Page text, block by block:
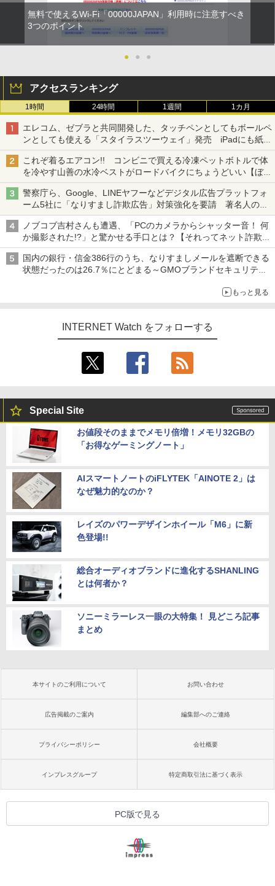
無料で使えるWi-Fi「00000JAPAN」利用時に注意すべき
3つのポイント
● ● ●
アクセスランキング
1時間 24時間 1週間 1カ月
エレコム、ゼブラと共同開発した、タッチペンとしてもボールペ
ンとしても使える「スタイラスツーウェイ」発売 iPadにも紙に
も、持ち替えずに書き込める
これぞ着るエアコン!! コンビニで買える冷凍ペットボトルで体
を冷やす山善の水冷ベストがロードバイクにちょうどいい【ぼっ
ち・ざ・ろーど！その14】【空いた時間でなにしてる？】
警察庁ら、Google、LINEヤフーなどデジタル広告プラットフォ
ーム5社に「なりすまし詐欺広告」対策強化を要請 著名人の写
真や映像を使った投資詐欺などへの対策として
ノブコブ吉村さんも遭遇、「PCのカメラからシャッター音！ 何
か撮影された!?」と驚かせる手口とは？【それってネット詐欺で
すよ！】
国内の銀行・信金386行のうち、なりすましメールを遮断できる
状態だったのは26.7％にとどまる～GMOブランドセキュリティ
もっと見る
INTERNET Watch をフォローする
Special Site
お値段そのままでメモリ倍増！メモリ32GBの
「お得なゲーミングノート」
AIスマートノートのiFLYTEK「AINOTE 2」は
なぜ魅力的なのか？
レイズのパワーデザインホイール「M6」に新
色登場!!
総合オーディオブランドに進化するSHANLING
とは何者か？
ソニーミラーレス一眼の大特集！ 見どころ記事
まとめ
本サイトのご利用について お問い合わせ
広告掲載のご案内 編集部へのご連絡
プライバシーポリシー 会社概要
インプレスグループ 特定商取引法に基づく表示
PC版で見る